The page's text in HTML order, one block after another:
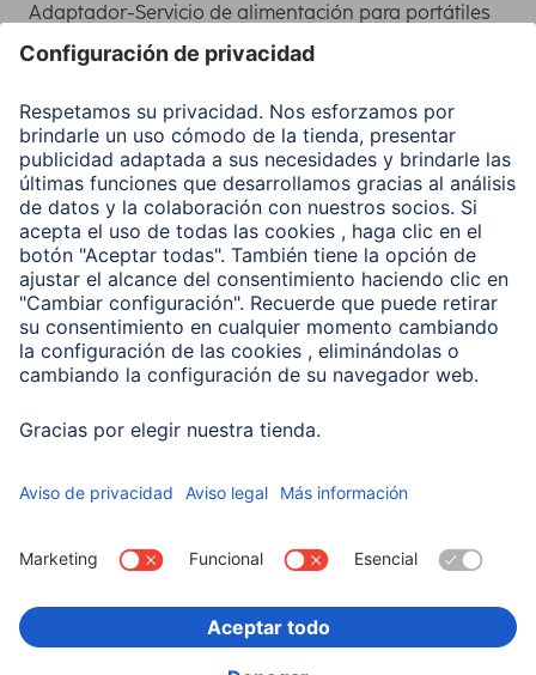
Adaptador-Servicio de alimentación para portátiles
Clientes online
Conviértete en distribuidor
Compañía
Historia de la empresa
Hama en todo el Mundo
Sostenibilidad
Business-Portal
Escoger Pais